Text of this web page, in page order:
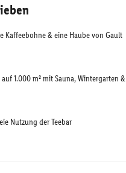
Kaffeebohne & eine Haube von Gault
auf 1.000 m² mit Sauna, Wintergarten &
Nutzung der Teebar